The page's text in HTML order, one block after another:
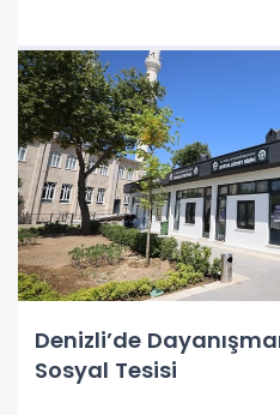
Denizli’de
Sosyal Tesisi